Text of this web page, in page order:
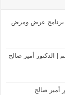
| برنامج عرض ومرض
| الدكتور أمير صالح
أمير صالح